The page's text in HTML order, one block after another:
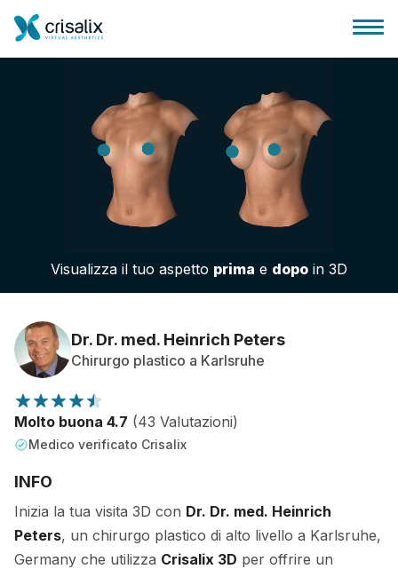
Accesso chirurghi
Piattaforma Business 3D
Piani
Recensioni dei pazienti
Visualizza il tuo aspetto prima e dopo in 3D
Dr. Dr. med. Heinrich Peters
Chirurgo plastico a Karlsruhe
Molto buona 4.7 (43 Valutazioni)
Medico verificato Crisalix
INFO
Inizia la tua visita 3D con Dr. Dr. med. Heinrich
Peters, un chirurgo plastico di alto livello a Karlsruhe,
Germany che utilizza Crisalix 3D per offrire un